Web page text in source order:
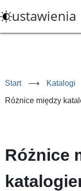
do
treści
ustawienia
Start ⟶ Katalogi
Różnice między
Różnice